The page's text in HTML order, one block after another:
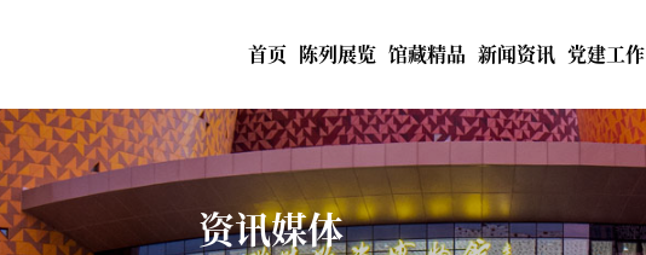
首页 陈列展览 馆藏精品 新闻资讯 党建工作
资讯媒体